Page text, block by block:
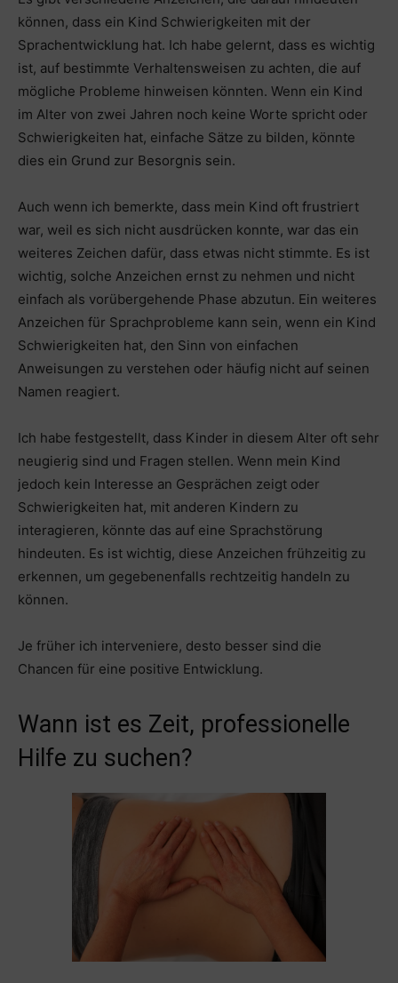
können, dass ein Kind Schwierigkeiten mit der
Sprachentwicklung hat. Ich habe gelernt, dass es wichtig
ist, auf bestimmte Verhaltensweisen zu achten, die auf
mögliche Probleme hinweisen könnten. Wenn ein Kind
im Alter von zwei Jahren noch keine Worte spricht oder
Schwierigkeiten hat, einfache Sätze zu bilden, könnte
dies ein Grund zur Besorgnis sein.
Auch wenn ich bemerkte, dass mein Kind oft frustriert
war, weil es sich nicht ausdrücken konnte, war das ein
weiteres Zeichen dafür, dass etwas nicht stimmte. Es ist
wichtig, solche Anzeichen ernst zu nehmen und nicht
einfach als vorübergehende Phase abzutun. Ein weiteres
Anzeichen für Sprachprobleme kann sein, wenn ein Kind
Schwierigkeiten hat, den Sinn von einfachen
Anweisungen zu verstehen oder häufig nicht auf seinen
Namen reagiert.
Ich habe festgestellt, dass Kinder in diesem Alter oft sehr
neugierig sind und Fragen stellen. Wenn mein Kind
jedoch kein Interesse an Gesprächen zeigt oder
Schwierigkeiten hat, mit anderen Kindern zu
interagieren, könnte das auf eine Sprachstörung
hindeuten. Es ist wichtig, diese Anzeichen frühzeitig zu
erkennen, um gegebenenfalls rechtzeitig handeln zu
können.
Je früher ich interveniere, desto besser sind die
Chancen für eine positive Entwicklung.
Wann ist es Zeit, professionelle
Hilfe zu suchen?